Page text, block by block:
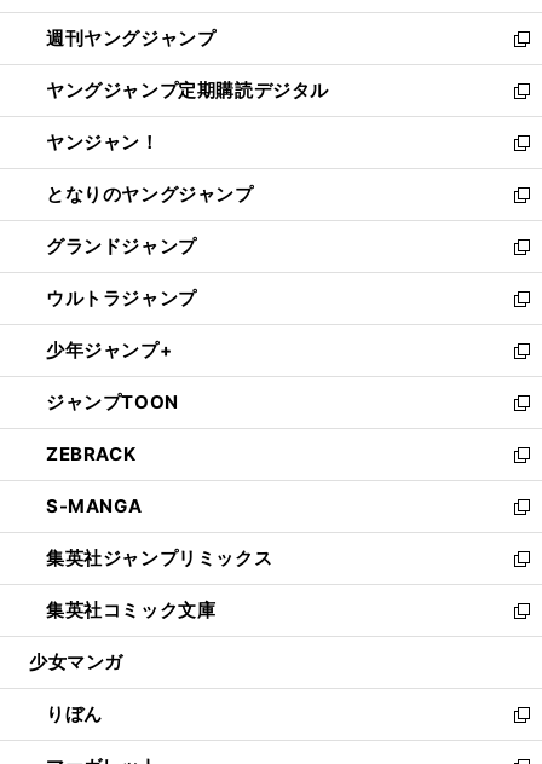
開
く
ウ
で
開
く
ン
ド
ウ
で
開
く
ウ
ィ
ン
ド
ウ
で
開
く
週刊ヤングジャンプ
新
し
い
ウ
ィ
ン
ド
ウ
で
開
く
ヤングジャンプ定期購読デジタル
新
し
い
ウ
ィ
ン
ド
ウ
で
開
く
ヤンジャン！
新
し
い
ウ
ィ
ン
ド
ウ
で
開
く
となりのヤングジャンプ
新
し
い
ウ
ィ
ン
ド
ウ
で
開
く
グランドジャンプ
新
し
い
ウ
ィ
ン
ド
ウ
で
開
く
ウルトラジャンプ
新
し
い
ウ
ィ
ン
ド
ウ
で
開
く
少年ジャンプ+
新
し
い
ウ
ィ
ン
ド
ウ
で
開
く
ジャンプTOON
新
し
い
ウ
ィ
ン
ド
ウ
で
開
ZEBRACK
新
し
い
ウ
ィ
ン
ド
ウ
開
く
S-MANGA
新
し
い
ウ
ィ
ン
ウ
で
開
集英社ジャンプリミックス
新
し
い
ウ
ン
ド
ウ
集英社コミック文庫
新
し
ウ
ィ
ン
少女マンガ
りぼん
新
し